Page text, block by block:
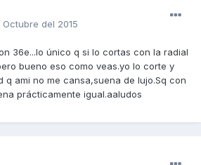
Octubre del 2015
36e...lo único q si lo cortas con la radial
bueno eso como veas.yo lo corte y
q ami no me cansa,suena de lujo.Sq con
prácticamente igual.aaludos